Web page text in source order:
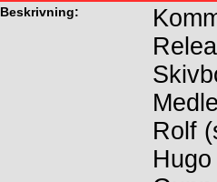
Beskrivning:
Rolf